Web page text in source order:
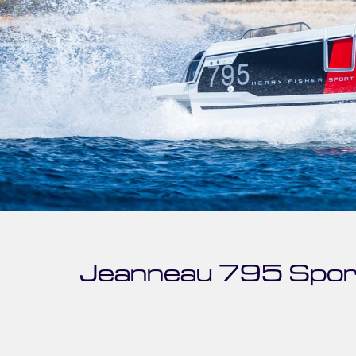
Jeanneau 795